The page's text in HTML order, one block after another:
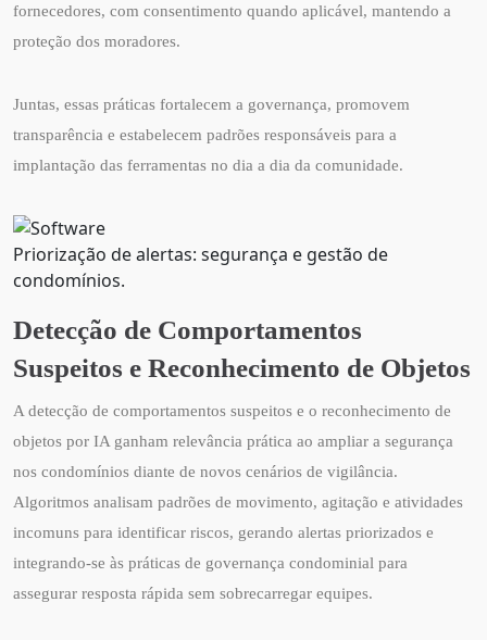
fornecedores, com consentimento quando aplicável, mantendo a
proteção dos moradores.
Juntas, essas práticas fortalecem a governança, promovem
transparência e estabelecem padrões responsáveis para a
implantação das ferramentas no dia a dia da comunidade.
Priorização de alertas: segurança e gestão de
condomínios.
Detecção de Comportamentos
Suspeitos e Reconhecimento de Objetos
A detecção de comportamentos suspeitos e o reconhecimento de
objetos por IA ganham relevância prática ao ampliar a segurança
nos condomínios diante de novos cenários de vigilância.
Algoritmos analisam padrões de movimento, agitação e atividades
incomuns para identificar riscos, gerando alertas priorizados e
integrando-se às práticas de governança condominial para
assegurar resposta rápida sem sobrecarregar equipes.